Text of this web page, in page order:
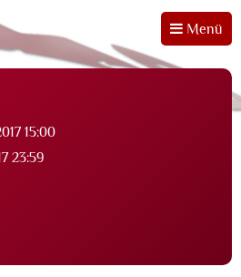
Menü
15:00
23:59